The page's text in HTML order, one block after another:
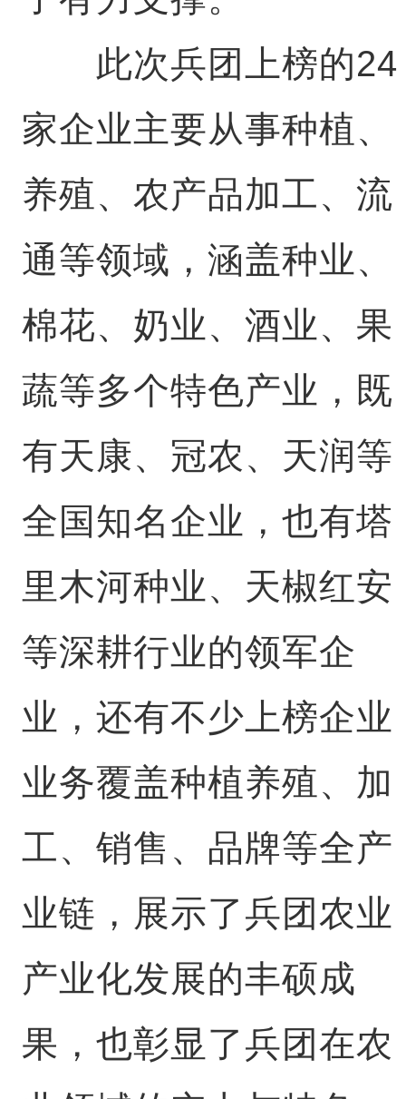
此次兵团上榜的24
家企业主要从事种植、
养殖、农产品加工、流
通等领域，涵盖种业、
棉花、奶业、酒业、果
蔬等多个特色产业，既
有天康、冠农、天润等
全国知名企业，也有塔
里木河种业、天椒红安
等深耕行业的领军企
业，还有不少上榜企业
业务覆盖种植养殖、加
工、销售、品牌等全产
业链，展示了兵团农业
产业化发展的丰硕成
果，也彰显了兵团在农